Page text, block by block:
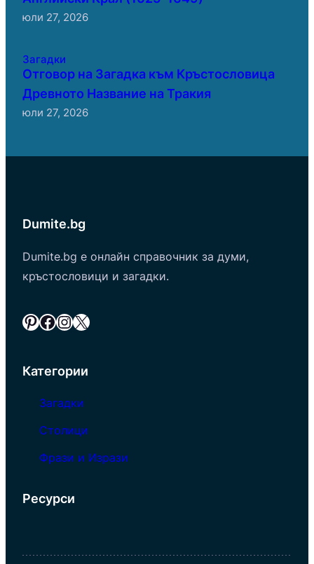
юли 27, 2026
Загадки
Отговор на Загадка към Кръстословица
Древното Название на Тракия
юли 27, 2026
Dumite.bg
Dumite.bg е онлайн справочник за думи,
кръстословици и загадки.
Pinterest Facebook InstagramX
Категории
Загадки
Столици
Фрази и Изрази
Ресурси